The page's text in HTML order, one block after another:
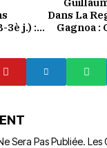
3è j.) :
Dans La
Gagnoa :
Sera Pas Publiée. Les